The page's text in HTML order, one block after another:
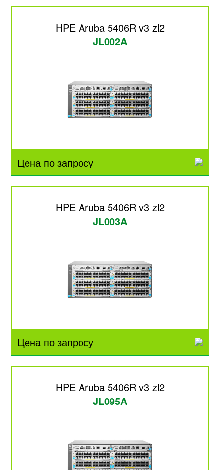
HPE Aruba 5406R v3 zl2
JL002A
Цена по запросу
HPE Aruba 5406R v3 zl2
JL003A
Цена по запросу
HPE Aruba 5406R v3 zl2
JL095A